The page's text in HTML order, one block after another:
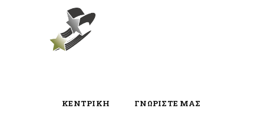
ΚΕΝΤΡΙΚΗ ΓΝΩΡΙΣΤΕ ΜΑΣ